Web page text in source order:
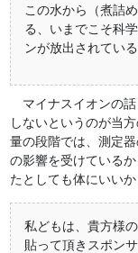
この水から（煮詰
る、いまでこそ科
ンが放出されてい
マイナスイオンの話
しないというのが当
量の段階では、測定
の影響を受けている
たとしても体にいい
私どもは、貴方様
貼って頂きスポン